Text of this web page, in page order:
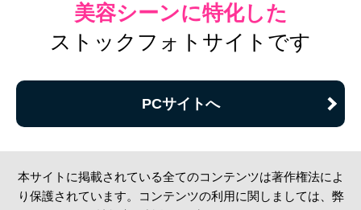
美容シーンに特化した
ストックフォトサイトです
PCサイトへ
本サイトに掲載されている全てのコンテンツは著作権法によ
り保護されています。コンテンツの利用に関しましては、弊